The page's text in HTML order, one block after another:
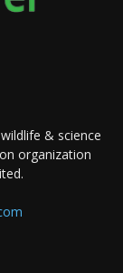
& science
organization